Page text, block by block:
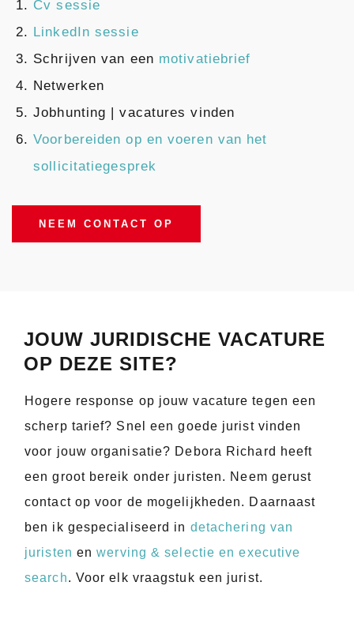
Cv sessie
LinkedIn sessie
Schrijven van een motivatiebrief
Netwerken
Jobhunting | vacatures vinden
Voorbereiden op en voeren van het
sollicitatiegesprek
NEEM CONTACT OP
JOUW JURIDISCHE VACATURE
OP DEZE SITE?
Hogere response op jouw vacature tegen een
scherp tarief? Snel een goede jurist vinden
voor jouw organisatie? Debora Richard heeft
een groot bereik onder juristen. Neem gerust
contact op voor de mogelijkheden. Daarnaast
ben ik gespecialiseerd in detachering van
juristen enwerving & selectie en executive
search. Voor elk vraagstuk een jurist.